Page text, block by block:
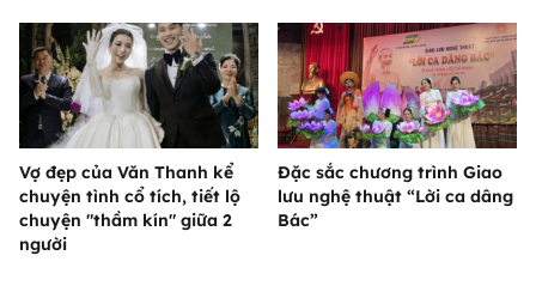
Vợ đẹp của Văn Thanh kể
chuyện tình cổ tích, tiết lộ
chuyện "thầm kín" giữa 2
người
Đặc sắc chương trình Giao
lưu nghệ thuật “Lời ca dâng
Bác”